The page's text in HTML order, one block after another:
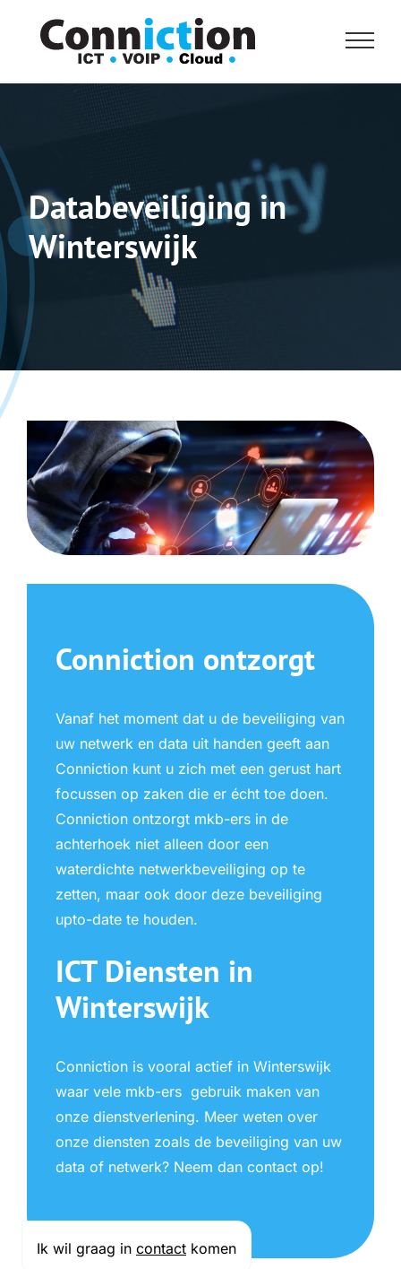
Databeveiliging in
Winterswijk
Conniction ontzorgt
Vanaf het moment dat u de beveiliging van
uw netwerk en data uit handen geeft aan
Conniction kunt u zich met een gerust hart
focussen op zaken die er écht toe doen.
Conniction ontzorgt mkb-ers in de
achterhoek niet alleen door een
waterdichte netwerkbeveiliging op te
zetten, maar ook door deze beveiliging
upto-date te houden.
ICT Diensten in
Winterswijk
Conniction is vooral actief in Winterswijk
waar vele mkb-ers gebruik maken van
onze dienstverlening. Meer weten over
onze diensten zoals de beveiliging van uw
data of netwerk? Neem dan contact op!
Ik wil graag in contact komen